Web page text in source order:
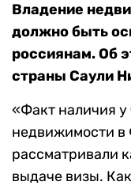
Владение
должно быть
россиянам. Об
страны Саули
«Факт наличия у
недвижимости
рассматривали
выдаче визы.